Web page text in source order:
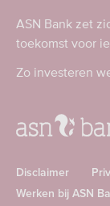
ASN Bank zet
toekomst voor
Zo investeren
Disclaimer
Werken bij ASN